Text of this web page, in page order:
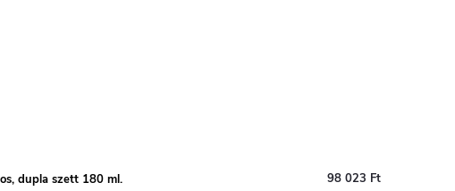
dupla szett 180 ml.
98 023 Ft